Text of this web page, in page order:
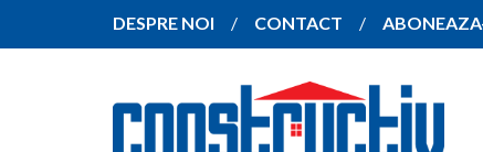
DESPRE NOI CONTACT